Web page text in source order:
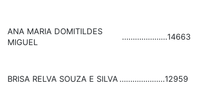
ANA MARIA DOMITILDES
MIGUEL
…………………14663
BRISA RELVA SOUZA E SILVA …………………12959